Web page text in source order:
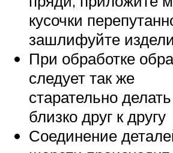
кусочки
зашлифуйте
При обработке
следует так же
старательно
близко друг к другу
Соединение